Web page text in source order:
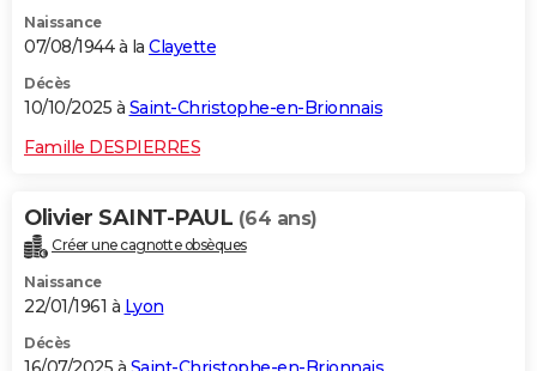
GUIDES D'ACHAT
CARTE DE VOEUX
Carte de Noël
Carte Bonne année
Carte Saint-Valentin
Carte Pâques
Carte d'anniversaire
Dictionnaire
Biographies
Citations
Expressions
Proverbes
PROGRAMME TV
COPAINS D'AVANT
S'inscrire
Se connecter
Lycées
Collèges
Primaires
Universités
Entreprises
Service militaire
Avis de recherche
AVIS DE DÉCÈS
FORUM
Naissance
07/08/1944 à la Clayette
Décès
10/10/2025 à Saint-Christophe-en-Brionnais
Famille DESPIERRES
Olivier SAINT-PAUL (64 ans)
Créer une cagnotte obsèques
Naissance
22/01/1961 à Lyon
Décès